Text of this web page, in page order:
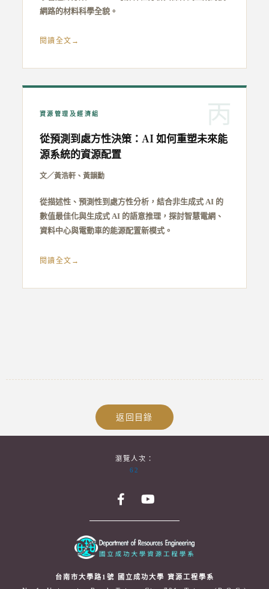
網路的材料科學全貌。
閱讀全文
資源管理及經濟組 丙
從預測到處方性決策：AI 如何重塑未來能
源系統的資源配置
文／黃浩軒、黃韻勳
從描述性、預測性到處方性分析，結合非生成式 AI 的
數值最佳化與生成式 AI 的語意推理，探討智慧電網、
資料中心與電動車的能源配置新模式。
閱讀全文
返回目錄
瀏覽人次：
62
台南市大學路1號 國立成功大學 資源工程學系